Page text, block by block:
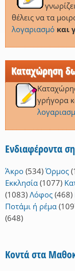
θέλεις να τα
λογαριασμό και
Καταχώρηση
γρήγορα
Ενδιαφέροντα
Άκρο (534) Όρμος
Εκκλησία (1077)
(1083) Λόφος (468)
Ποτάμι ή ρέμα
(648)
Κοντά στα